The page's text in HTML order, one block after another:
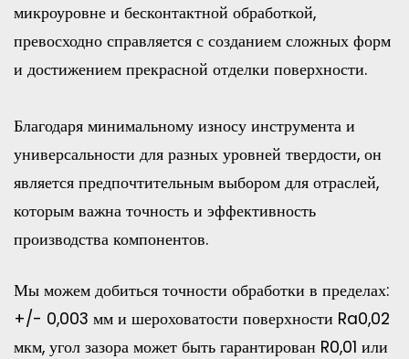
микроуровне и бесконтактной обработкой,
превосходно справляется с созданием сложных форм
и достижением прекрасной отделки поверхности.
Благодаря минимальному износу инструмента и
универсальности для разных уровней твердости, он
является предпочтительным выбором для отраслей,
которым важна точность и эффективность
производства компонентов.
Мы можем добиться точности обработки в пределах:
+/- 0,003 мм и шероховатости поверхности Ra0,02
мкм, угол зазора может быть гарантирован R0,01 или